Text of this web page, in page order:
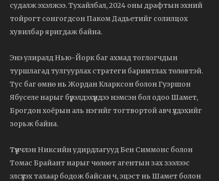
судалж эхэлжээ. Тухайлбал, 2024 оны драфтын эхний
тойрогт сонгогдсон Паком Дадьетийг солилцох
хувилбар яригдаж байна.
Энэ улиралд Нью-Йорк баг ахмад тоглогчдын
туршлагад тулгуурлах стратеги баримтлах төлөвтэй.
Тус баг өмнө нь Жордан Кларксон болон Гуэршон
Ябуселе нарыг бүрэлдэхүүндээ нэмсэн бол одоо Шамет,
Брогдон хоёрын аль нэгийг тогтвортой авч үлдэхийг
зорьж байна.
Түүнчлэн Никсийн удирдлагууд Бен Симмонс болон
Томас Брайант нарыг чөлөөт агентын зах зээлээс
элсүүлэх талаар бодож байсан ч, эцэст нь Шамет болон